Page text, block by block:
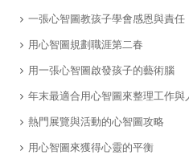
一張心智圖教孩子學會感恩與責任
用心智圖規劃職涯第二春
用一張心智圖啟發孩子的藝術腦
年末最適合用心智圖來整理工作與
​熱門展覽與活動的心智圖攻略
​用心智圖來獲得心靈的平衡